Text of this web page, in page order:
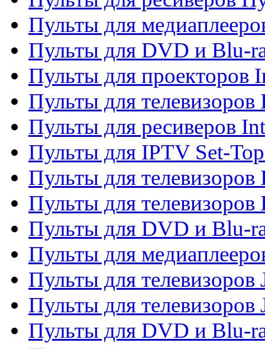
Пульты для
Пульты для DVD и Blu-
Пульты для проекторов
Пульты для
Пульты для ресиверов
Пульты для IPTV Set-
Пульты для телевизоров
Пульты для телевизоров
Пульты для DVD и Blu-
Пульты для
Пульты для телевизоров
Пульты для телевизоров
Пульты для DVD и Blu-